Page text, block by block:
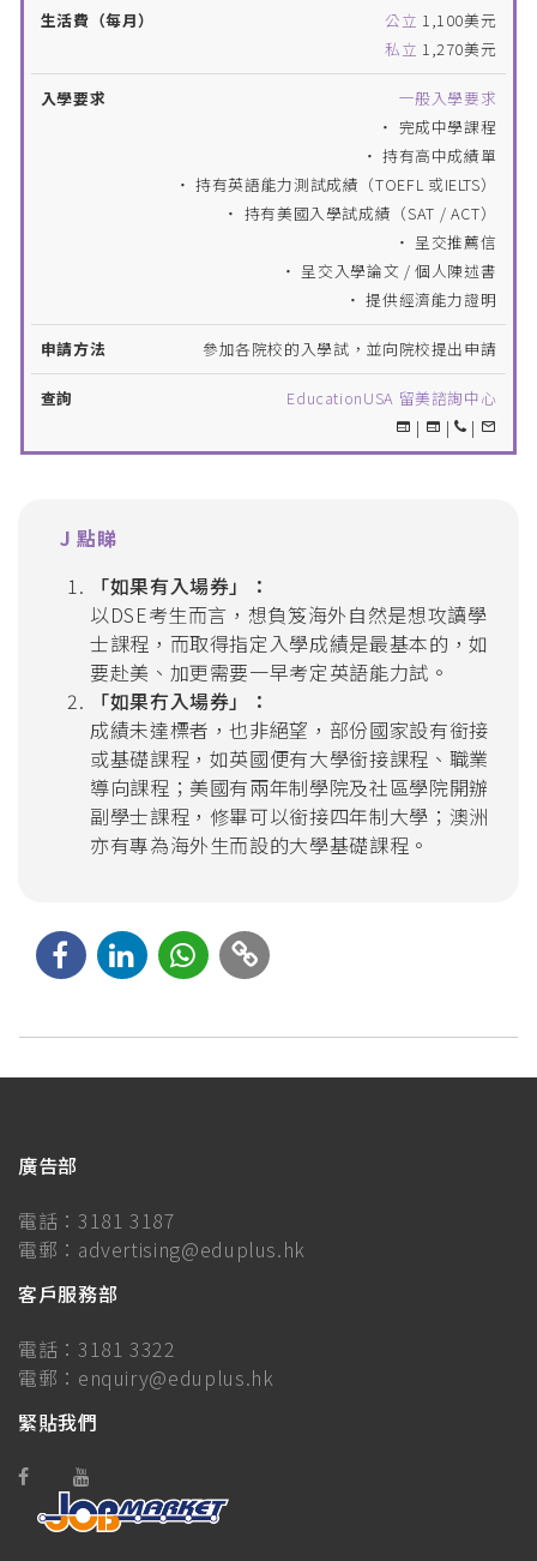
公立 1,100美元
私立 1,270美元
一般入學要求
‧ 完成中學課程
‧ 持有高中成績單
‧ 持有英語能力測試成績（TOEFL 或IELTS）
‧ 持有美國入學試成績（SAT / ACT）
‧ 呈交推薦信
‧ 呈交入學論文 / 個人陳述書
‧ 提供經濟能力證明
參加各院校的入學試，並向院校提出申請
EducationUSA 留美諮詢中心
|
| |
J 點睇
「如果有入場券」：
以DSE考生而言，想負笈海外自然是想攻讀學
士課程，而取得指定入學成績是最基本的，如
要赴美、加更需要一早考定英語能力試。
「如果冇入場券」：
成績未達標者，也非絕望，部份國家設有銜接
或基礎課程，如英國便有大學銜接課程、職業
導向課程；美國有兩年制學院及社區學院開辦
副學士課程，修畢可以銜接四年制大學；澳洲
亦有專為海外生而設的大學基礎課程。
廣告部
電話： 3181 3187
電郵： advertising@eduplus.hk
客戶服務部
電話： 3181 3322
電郵： enquiry@eduplus.hk
緊貼我們